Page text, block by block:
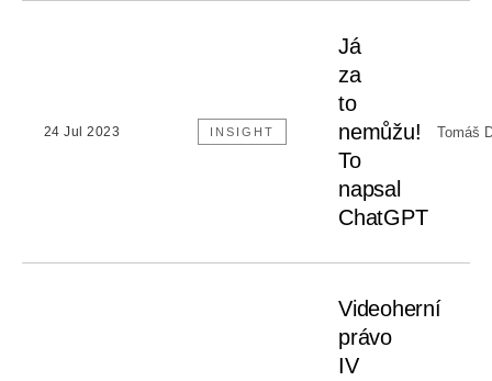
24 Jul 2023 INSIGHT
Já
za
to
nemůžu!
To
napsal
ChatGPT
Tomáš
Videoherní
právo
IV